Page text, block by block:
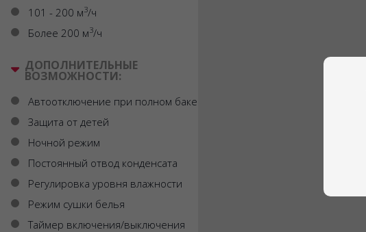
101 - 200 м3/ч
Более 200 м3/ч
ДОПОЛНИТЕЛЬНЫЕ
ВОЗМОЖНОСТИ:
Автоотключение при полном баке
Защита от детей
Ночной режим
Постоянный отвод конденсата
Регулировка уровня влажности
Режим сушки белья
Таймер включения/выключения